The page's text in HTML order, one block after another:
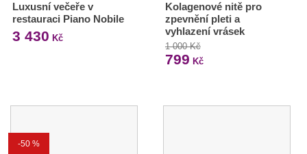
Luxusní večeře v
restauraci Piano Nobile
3 430 Kč
Kolagenové nitě pro
zpevnění pleti a
vyhlazení vrásek
1 000 Kč
799 Kč
-50 %